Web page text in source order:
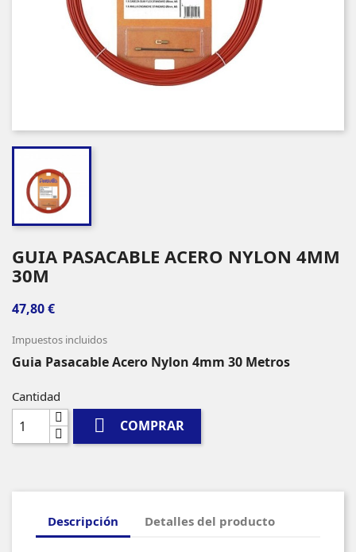
GUIA PASACABLE ACERO NYLON 4MM
30M
47,80 €
Impuestos incluidos
Guia Pasacable Acero Nylon 4mm 30 Metros
Cantidad
 COMPRAR
Descripción Detalles del producto